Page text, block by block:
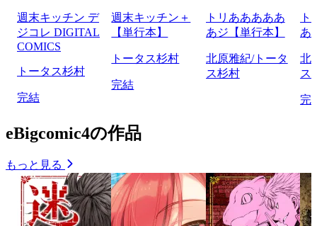
週末キッチン デ
ジコレ DIGITAL
COMICS
トータス杉村
完結
週末キッチン＋
【単行本】
トータス杉村
完結
トリあああああ
あジ【単行本】
北原雅紀/トータ
ス杉村
ト
あ
北
ス
完
eBigcomic4の作品
もっと見る